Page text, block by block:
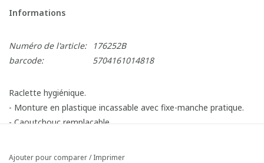
Informations
Numéro de l'article:
176252B
barcode:
5704161014818
Raclette hygiénique.
- Monture en plastique incassable avec fixe-manche pratique.
- Caoutchouc remplaçable.
Ajouter pour comparer/Imprimer